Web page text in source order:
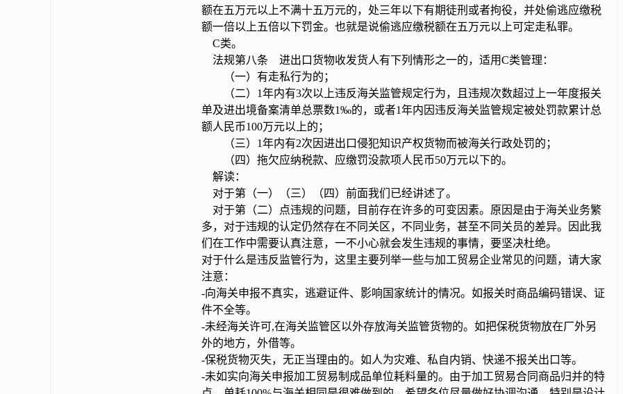
额在五万元以上不满十五万元的，处三年以下有期徒刑或者拘役，并处偷逃应缴税
额一倍以上五倍以下罚金。也就是说偷逃应缴税额在五万元以上可定走私罪。
C类。
法规第八条 进出口货物收发货人有下列情形之一的，适用C类管理：
（一）有走私行为的；
（二）1年内有3次以上违反海关监管规定行为，且违规次数超过上一年度报关
单及进出境备案清单总票数1‰的，或者1年内因违反海关监管规定被处罚款累计总
额人民币100万元以上的；
（三）1年内有2次因进出口侵犯知识产权货物而被海关行政处罚的；
（四）拖欠应纳税款、应缴罚没款项人民币50万元以下的。
解读：
对于第（一）（三）（四）前面我们已经讲述了。
对于第（二）点违规的问题，目前存在许多的可变因素。原因是由于海关业务繁
多，对于违规的认定仍然存在不同关区，不同业务，甚至不同关员的差异。因此我
们在工作中需要认真注意，一不小心就会发生违规的事情，要坚决杜绝。
对于什么是违反监管行为，这里主要列举一些与加工贸易企业常见的问题，请大家
注意：
-向海关申报不真实，逃避证件、影响国家统计的情况。如报关时商品编码错误、证
件不全等。
-未经海关许可,在海关监管区以外存放海关监管货物的。如把保税货物放在厂外另
外的地方，外借等。
-保税货物灭失，无正当理由的。如人为灾难、私自内销、快递不报关出口等。
-未如实向海关申报加工贸易制成品单位耗料量的。由于加工贸易合同商品归并的特